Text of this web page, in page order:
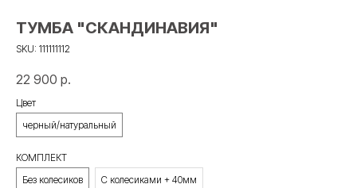
ТУМБА "СКАНДИНАВИЯ"
SKU: 111111112
22 900 р.
Цвет
черный/натуральный
КОМПЛЕКТ
Без колесиков
С колесиками + 40мм